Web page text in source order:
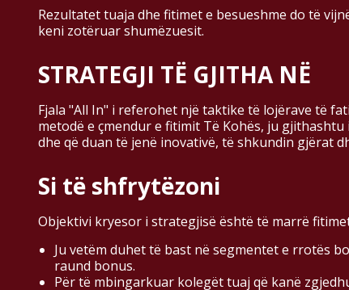
Rezultatet tuaja dhe fitimet e besueshme do të
keni zotëruar shumëzuesit.
STRATEGJI TË GJITHA NË
Fjala "All In" i referohet një taktike të lojërave të
metodë e çmendur e fitimit Të Kohës, ju
dhe që duan të jenë inovativë, të shkundin gjërat
Si të shfrytëzoni
Objektivi kryesor i strategjisë është të marrë
Ju vetëm duhet të bast në segmentet e rrotës
raund bonus.
Për të mbingarkuar kolegët tuaj që kanë